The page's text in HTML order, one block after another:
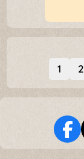
1
2